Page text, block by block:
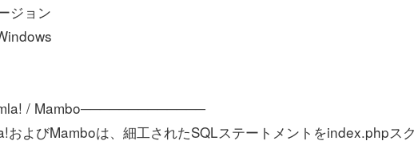
ジョン
/ Mambo─────────────
よびMamboは、細工されたSQLステートメントをindex.phpス